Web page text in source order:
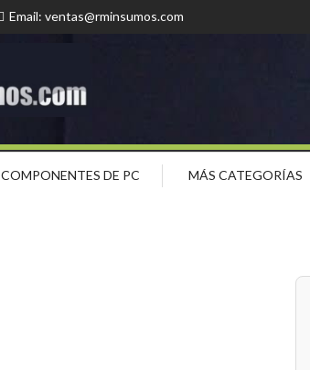
Email: ventas@rminsumos.com
COMPONENTES DE PC MÁS CATEGORÍAS